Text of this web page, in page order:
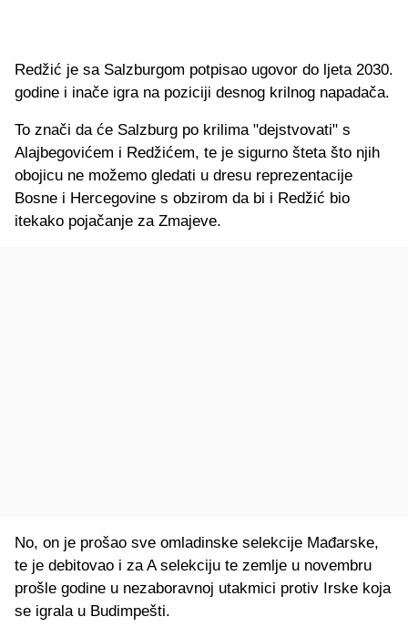
Redžić je sa Salzburgom potpisao ugovor do ljeta 2030.
godine i inače igra na poziciji desnog krilnog napadača.
To znači da će Salzburg po krilima "dejstvovati" s
Alajbegovićem i Redžićem, te je sigurno šteta što njih
obojicu ne možemo gledati u dresu reprezentacije
Bosne i Hercegovine s obzirom da bi i Redžić bio
itekako pojačanje za Zmajeve.
No, on je prošao sve omladinske selekcije Mađarske,
te je debitovao i za A selekciju te zemlje u novembru
prošle godine u nezaboravnoj utakmici protiv Irske koja
se igrala u Budimpešti.